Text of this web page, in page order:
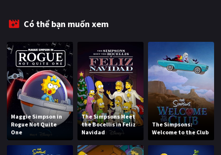
Có thể bạn muốn xem
Maggie Simpson in
Rogue Not Quite
One
The Simpsons Meet
the Bocellis in Feliz
Navidad
The Simpsons:
Welcome to the Club